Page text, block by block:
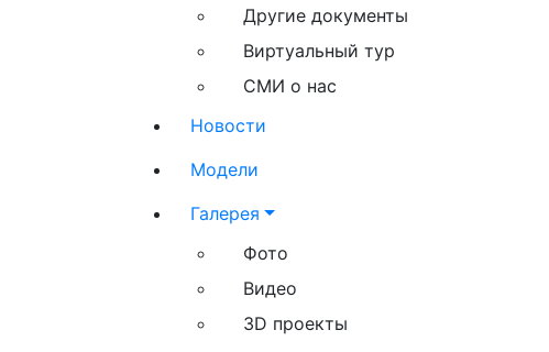
Другие документы
Виртуальный тур
СМИ о нас
Новости
Модели
Галерея
Фото
Видео
3D проекты